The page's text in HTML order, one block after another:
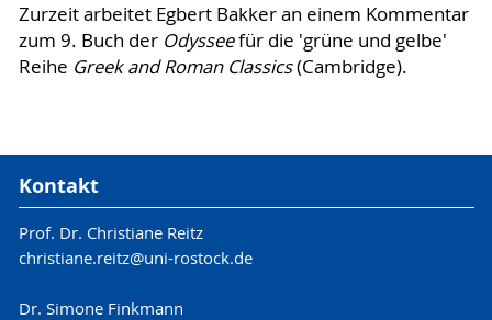
Zurzeit arbeitet Egbert Bakker an einem Kommentar
zum 9. Buch der Odysseefür die 'grüne und gelbe'
Reihe Greek and Roman Classics(Cambridge).
Kontakt
Prof. Dr. Christiane Reitz
christiane.reitz@uni-rostock.de
Dr. Simone Finkmann